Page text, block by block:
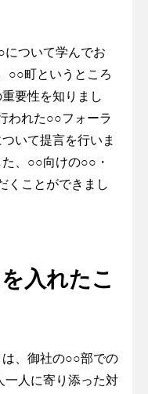
ついて学んでお
○○町というところ
要性を知りまし
われた○○フォーラ
いて提言を行いま
、○○向けの○○・
くことができまし
入れたこ
、御社の○○部での
一人に寄り添った対